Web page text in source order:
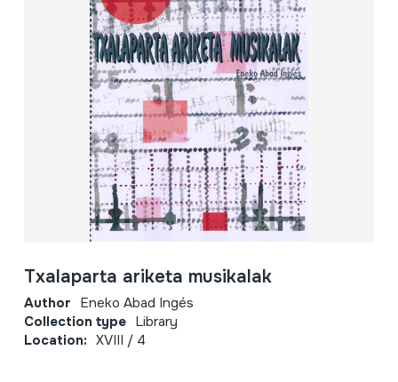
Txalaparta ariketa musikalak
Author Eneko Abad Ingés
Collection type Library
Location: XVIII / 4